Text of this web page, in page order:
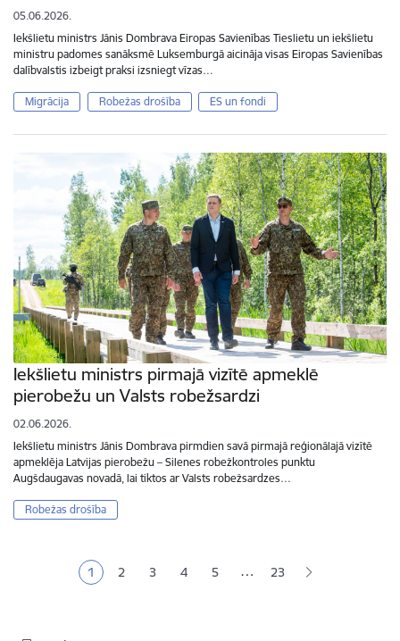
05.06.2026.
Iekšlietu ministrs Jānis Dombrava Eiropas Savienības Tieslietu un iekšlietu
ministru padomes sanāksmē Luksemburgā aicināja visas Eiropas Savienības
dalībvalstis izbeigt praksi izsniegt vīzas…
Migrācija Robežas drošība ES un fondi
Iekšlietu ministrs pirmajā vizītē apmeklē
pierobežu un Valsts robežsardzi
02.06.2026.
Iekšlietu ministrs Jānis Dombrava pirmdien savā pirmajā reģionālajā vizītē
apmeklēja Latvijas pierobežu – Silenes robežkontroles punktu
Augšdaugavas novadā, lai tiktos ar Valsts robežsardzes…
Robežas drošība
Pašreizējā lapa
1 Lapa
2 Lapa
3 Lapa
4 Lapa
5 … 23